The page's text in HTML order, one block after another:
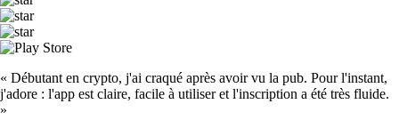
« Débutant en crypto, j'ai craqué après avoir vu la pub. Pour l'instant,
j'adore : l'app est claire, facile à utiliser et l'inscription a été très fluide.
»